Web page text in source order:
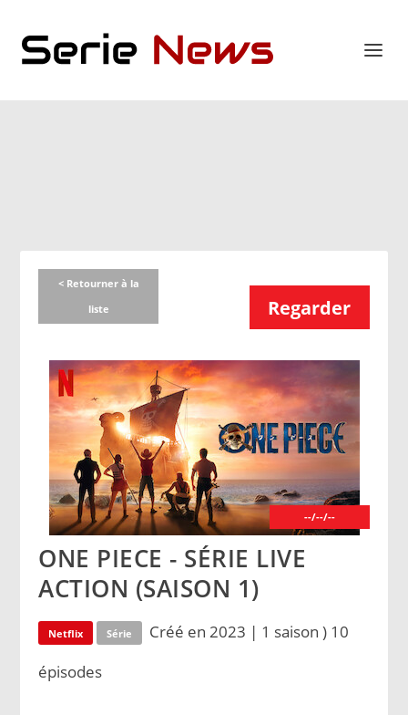
< Retourner à la
liste
Regarder
--/--/--
ONE PIECE - SÉRIE LIVE
ACTION (SAISON 1)
Netflix Série
Créé en 2023 | 1 saison ) 10
épisodes